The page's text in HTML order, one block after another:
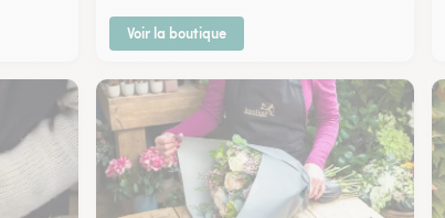
Voir la boutique